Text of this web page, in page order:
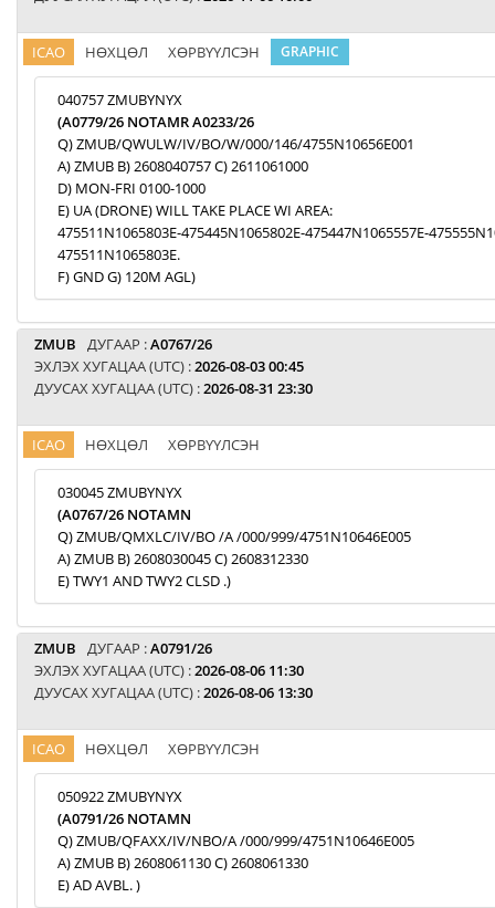
ICAO НӨХЦӨЛ ХӨРВҮҮЛСЭН GRAPHIC
040757 ZMUBYNYX
(A0779/26 NOTAMR A0233/26
Q) ZMUB/QWULW/IV/BO/W/000/146/4755N10656E001
A) ZMUB B) 2608040757 C) 2611061000
D) MON-FRI 0100-1000
E) UA (DRONE) WILL TAKE PLACE WI AREA:
475511N1065803E-475445N1065802E-475447N1065557E-
475511N1065803E.
F) GND G) 120M AGL)
ZMUB ДУГААР :A0767/26
ЭХЛЭХ ХУГАЦАА (UTC) :2026-08-03 00:45
ДУУСАХ ХУГАЦАА (UTC) :2026-08-31 23:30
ICAO НӨХЦӨЛ ХӨРВҮҮЛСЭН
030045 ZMUBYNYX
(A0767/26 NOTAMN
Q) ZMUB/QMXLC/IV/BO /A /000/999/4751N10646E005
A) ZMUB B) 2608030045 C) 2608312330
E) TWY1 AND TWY2 CLSD .)
ZMUB ДУГААР :A0791/26
ЭХЛЭХ ХУГАЦАА (UTC) :2026-08-06 11:30
ДУУСАХ ХУГАЦАА (UTC) :2026-08-06 13:30
ICAO НӨХЦӨЛ ХӨРВҮҮЛСЭН
050922 ZMUBYNYX
(A0791/26 NOTAMN
Q) ZMUB/QFAXX/IV/NBO/A /000/999/4751N10646E005
A) ZMUB B) 2608061130 C) 2608061330
E) AD AVBL. )